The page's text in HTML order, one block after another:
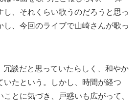
し、それくらい歌うのだろうと思っ
し、今回のライブで山崎さんが歌っ
談だと思っていたらしく、和やか
いたという。しかし、時間が経つ
とに気づき、戸惑いも広がって、